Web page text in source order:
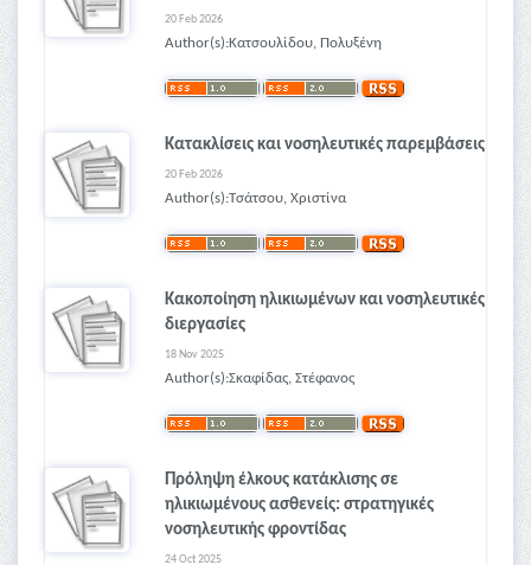
20 Feb 2026
Author(s):Κατσουλίδου, Πολυξένη
Κατακλίσεις και νοσηλευτικές παρεμβάσεις
20 Feb 2026
Author(s):Τσάτσου, Χριστίνα
Κακοποίηση ηλικιωμένων και νοσηλευτικές
διεργασίες
18 Nov 2025
Author(s):Σκαφίδας, Στέφανος
Πρόληψη έλκους κατάκλισης σε
ηλικιωμένους ασθενείς: στρατηγικές
νοσηλευτικής φροντίδας
24 Oct 2025